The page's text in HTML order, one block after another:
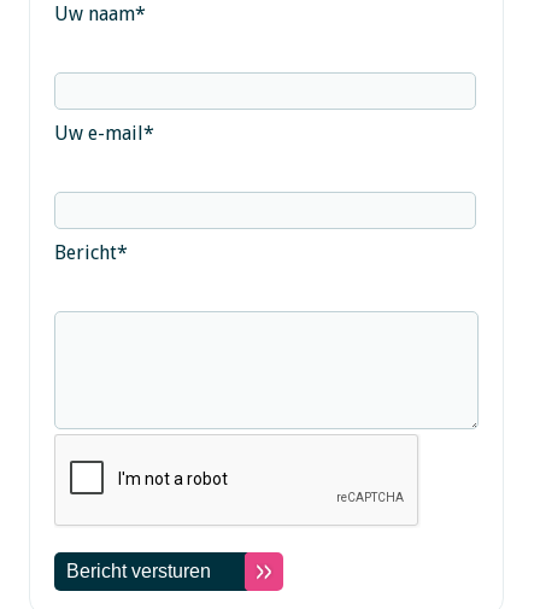
Uw naam*
Uw e-mail*
Bericht*